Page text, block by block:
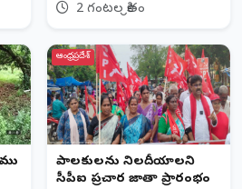
వేడుకలు
2 గంటల క్రితం
ఆంధ్రప్రదేశ్
పాలకులను నిలదీయాలని
సీపీఐ ప్రచార జాతా ప్రారంభం